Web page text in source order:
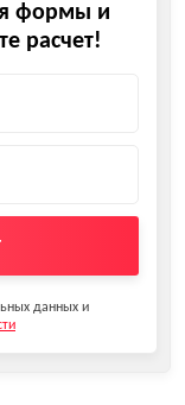
формы и
расчет!
данных и